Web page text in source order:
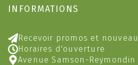
INFORMATIONS
Recevoir promos et
Horaires d'ouverture
Avenue Samson-Reymondin